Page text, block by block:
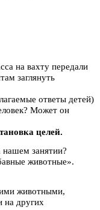
на вахту передали
заглянуть
ответы детей)
Может он
целей.
занятии?
животные».
животными,
на других